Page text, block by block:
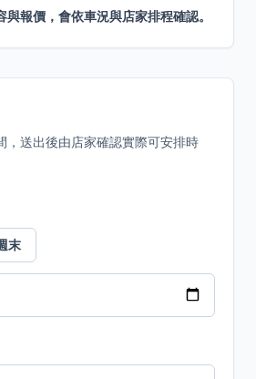
報價，會依車況與店家排程確認。
，送出後由店家確認實際可安排時
末